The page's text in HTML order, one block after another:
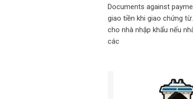
Documents against
giao tiền khi giao chứng
cho nhà nhập khẩu nếu
các